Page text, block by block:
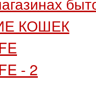
КОШЕК
- 2